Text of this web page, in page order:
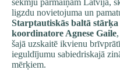
sekmju pārmaiņām Latvijā,
ligzdu novietojuma un
Starptautiskās baltā stārķa
koordinatore Agnese Gaile
šajā uzskaitē ikvienu
ieguldījumu sabiedriskajā
mērķiem.